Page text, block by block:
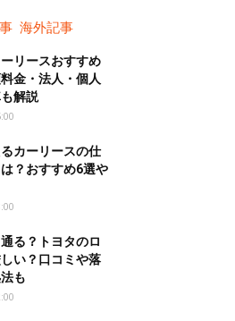
海外記事
リースおすすめ
金・法人・個人
解説
カーリースの仕
？おすすめ6選や
る？トヨタのロ
い？口コミや落
も